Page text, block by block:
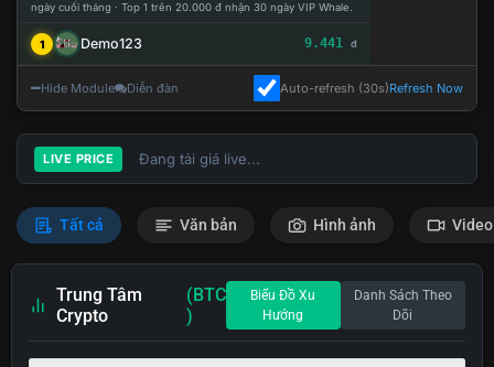
ngày cuối tháng · Top 1 trên 20.000 đ nhận 30 ngày VIP Whale.
1 Demo123 9.441 đ
Hide Module Diễn đàn Auto-refresh (30s)Refresh Now
LIVE PRICE Đang tải giá live...
Tất cả Văn bản Hình ảnh Video
Trung Tâm
Crypto
(BTC
)
Biểu Đồ Xu
Hướng
Danh Sách Theo
Dõi